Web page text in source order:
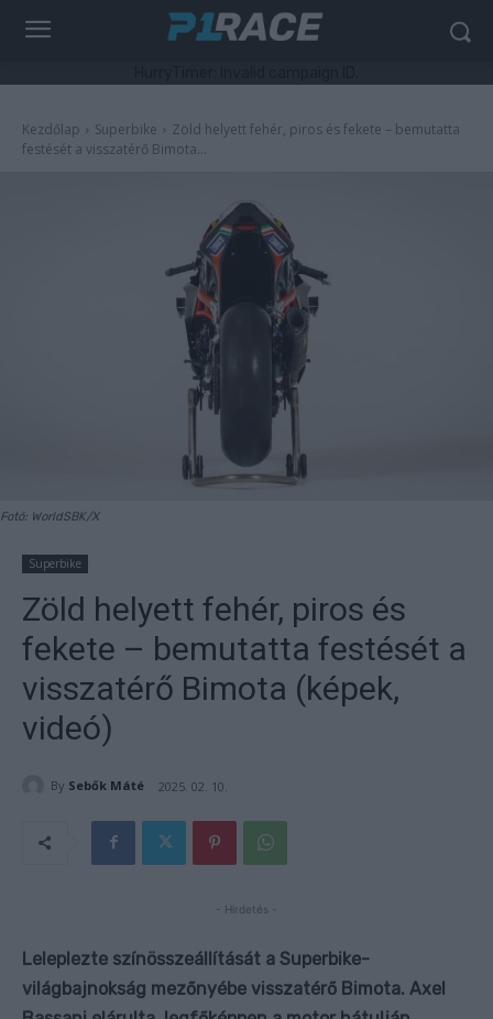
Kezdőlap Superbike
Zöld helyett fehér, piros és fekete – bemutatta
festését a visszatérő Bimota...
Fotó: WorldSBK/X
Superbike
Zöld helyett fehér, piros és
fekete – bemutatta festését a
visszatérő Bimota (képek,
videó)
By Sebők Máté 2025. 02. 10.
- Hirdetés -
Leleplezte színösszeállítását a Superbike-
világbajnokság mezőnyébe visszatérő Bimota. Axel